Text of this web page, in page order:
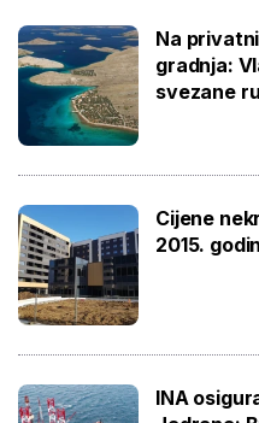
Na
gradnja:
svezane
Cijene
2015.
INA